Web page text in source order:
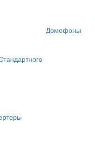
Домофоны